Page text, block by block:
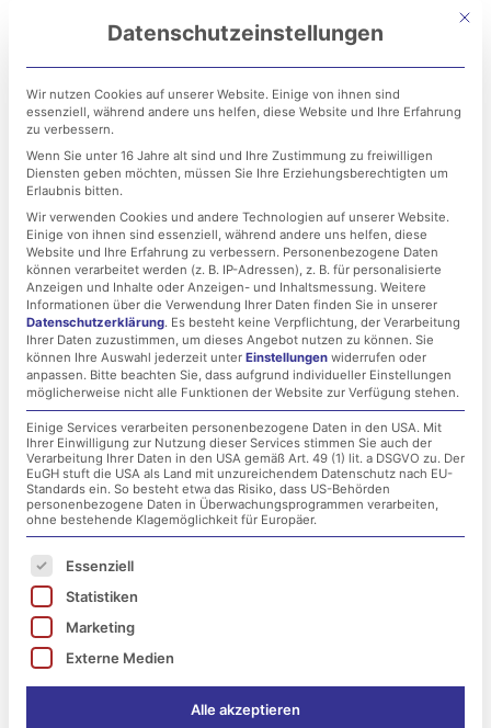
springen
Insolvenz durch
Cyberangriffe: Wie
Unternehmen sich
schützen können
16. Januar 2023
Mit
Datenschutzeinstellungen
Wir nutzen Cookies auf unserer Website. Einige von ihnen sind
essenziell, während andere uns helfen, diese Website und Ihre Erfahrung
zu verbessern.
Wenn Sie unter 16 Jahre alt sind und Ihre Zustimmung zu freiwilligen
Diensten geben möchten, müssen Sie Ihre Erziehungsberechtigten um
Erlaubnis bitten.
Wir verwenden Cookies und andere Technologien auf unserer Website.
Einige von ihnen sind essenziell, während andere uns helfen, diese
Website und Ihre Erfahrung zu verbessern. Personenbezogene Daten
können verarbeitet werden (z. B. IP-Adressen), z. B. für personalisierte
Anzeigen und Inhalte oder Anzeigen- und Inhaltsmessung. Weitere
Informationen über die Verwendung Ihrer Daten finden Sie in unserer
Datenschutzerklärung. Es besteht keine Verpflichtung, der Verarbeitung
Ihrer Daten zuzustimmen, um dieses Angebot nutzen zu können. Sie
können Ihre Auswahl jederzeit unter Einstellungen widerrufen oder
anpassen. Bitte beachten Sie, dass aufgrund individueller Einstellungen
möglicherweise nicht alle Funktionen der Website zur Verfügung stehen.
Einige Services verarbeiten personenbezogene Daten in den USA. Mit
Ihrer Einwilligung zur Nutzung dieser Services stimmen Sie auch der
Verarbeitung Ihrer Daten in den USA gemäß Art. 49 (1) lit. a DSGVO zu. Der
EuGH stuft die USA als Land mit unzureichendem Datenschutz nach EU-
Standards ein. So besteht etwa das Risiko, dass US-Behörden
personenbezogene Daten in Überwachungsprogrammen verarbeiten,
ohne bestehende Klagemöglichkeit für Europäer.
Es folgt eine Liste der Service-Gruppen, für die
Essenziell
Statistiken
Marketing
Externe Medien
Alle akzeptieren